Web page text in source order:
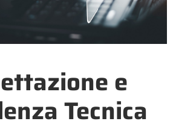
e
Tecnica